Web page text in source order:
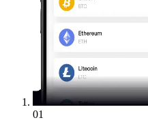
01